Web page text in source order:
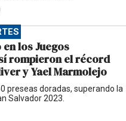
los Juegos
rompieron el récord
y Yael Marmolejo
preseas doradas, superando la
Salvador 2023.